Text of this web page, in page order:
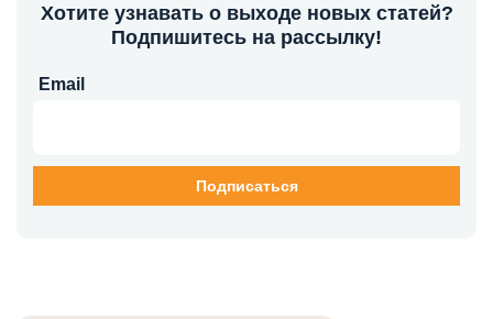
Хотите узнавать о выходе новых статей?
Подпишитесь на рассылку!
Email